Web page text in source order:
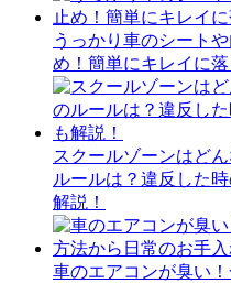
うっかり車のシート
め！簡単にキレイに
スクールゾーンはど
ルールは？違反した
解説！
車のエアコンが臭い